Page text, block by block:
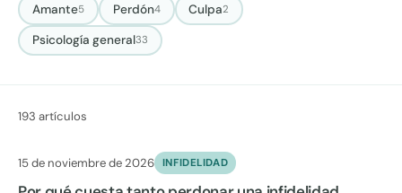
Amante5 Perdón4 Culpa2
Psicología general33
193 artículos
15 de noviembre de 2026 INFIDELIDAD